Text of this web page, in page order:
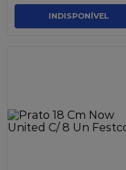
INDISPONÍVEL